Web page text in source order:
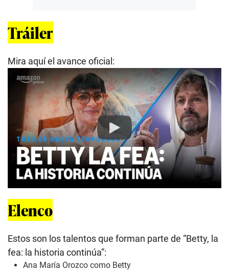
Tráiler
Mira aquí el avance oficial:
Play
Elenco
Estos son los talentos que forman parte de “Betty, la
fea: la historia continúa”:
Ana María Orozco como Betty